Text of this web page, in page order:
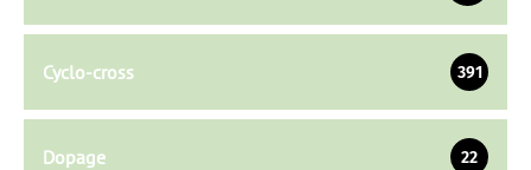
Cyclo-cross 391
Dopage 22